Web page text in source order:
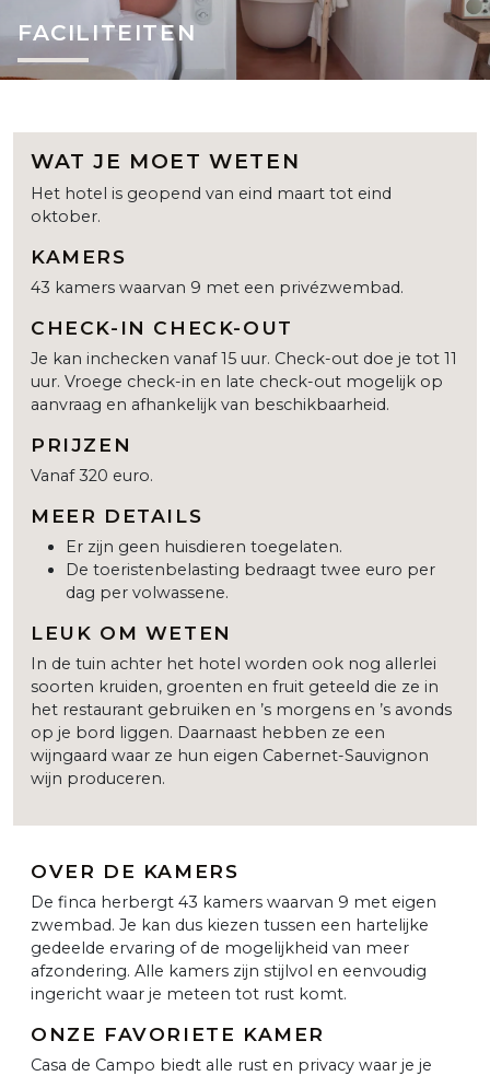
FACILITEITEN
WAT JE MOET WETEN
Het hotel is geopend van eind maart tot eind
oktober.
KAMERS
43 kamers waarvan 9 met een privézwembad.
CHECK-IN CHECK-OUT
Je kan inchecken vanaf 15 uur. Check-out doe je tot 11
uur. Vroege check-in en late check-out mogelijk op
aanvraag en afhankelijk van beschikbaarheid.
PRIJZEN
Vanaf 320 euro.
MEER DETAILS
Er zijn geen huisdieren toegelaten.
De toeristenbelasting bedraagt twee euro per
dag per volwassene.
LEUK OM WETEN
In de tuin achter het hotel worden ook nog allerlei
soorten kruiden, groenten en fruit geteeld die ze in
het restaurant gebruiken en ’s morgens en ’s avonds
op je bord liggen. Daarnaast hebben ze een
wijngaard waar ze hun eigen Cabernet-Sauvignon
wijn produceren.
OVER DE KAMERS
De finca herbergt 43 kamers waarvan 9 met eigen
zwembad. Je kan dus kiezen tussen een hartelijke
gedeelde ervaring of de mogelijkheid van meer
afzondering. Alle kamers zijn stijlvol en eenvoudig
ingericht waar je meteen tot rust komt.
ONZE FAVORIETE KAMER
Casa de Campo biedt alle rust en privacy waar je je